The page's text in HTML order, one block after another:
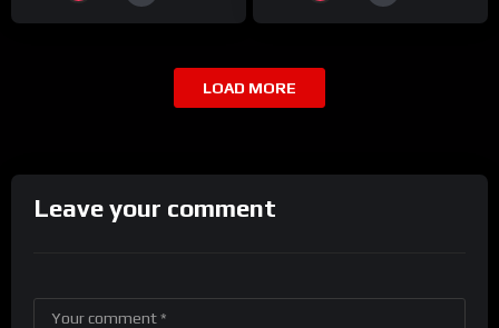
LOAD MORE
Leave your comment